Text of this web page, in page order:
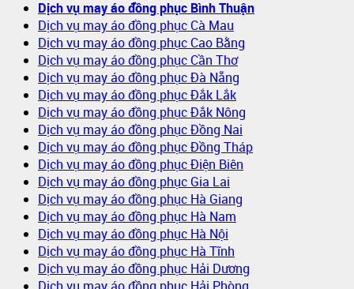
Dịch vụ may áo đồng phục Bình Thuận
Dịch vụ may áo đồng phục Cà Mau
Dịch vụ may áo đồng phục Cao Bằng
Dịch vụ may áo đồng phục Cần Thơ
Dịch vụ may áo đồng phục Đà Nẵng
Dịch vụ may áo đồng phục Đắk Lắk
Dịch vụ may áo đồng phục Đắk Nông
Dịch vụ may áo đồng phục Đồng Nai
Dịch vụ may áo đồng phục Đồng Tháp
Dịch vụ may áo đồng phục Điện Biên
Dịch vụ may áo đồng phục Gia Lai
Dịch vụ may áo đồng phục Hà Giang
Dịch vụ may áo đồng phục Hà Nam
Dịch vụ may áo đồng phục Hà Nội
Dịch vụ may áo đồng phục Hà Tĩnh
Dịch vụ may áo đồng phục Hải Dương